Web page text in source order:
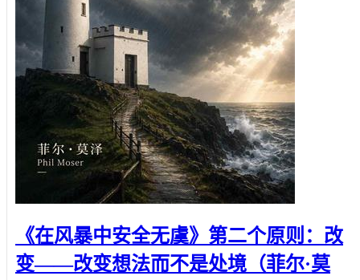
《在风暴中安全无虞》第二个原则：改
变——改变想法而不是处境（菲尔·莫